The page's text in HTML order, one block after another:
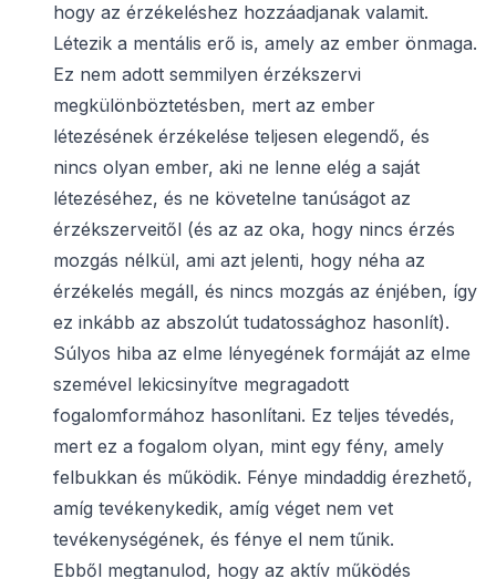
hogy az érzékeléshez hozzáadjanak valamit.
Létezik a mentális erő is, amely az ember önmaga.
Ez nem adott semmilyen érzékszervi
megkülönböztetésben, mert az ember
létezésének érzékelése teljesen elegendő, és
nincs olyan ember, aki ne lenne elég a saját
létezéséhez, és ne követelne tanúságot az
érzékszerveitől (és az az oka, hogy nincs érzés
mozgás nélkül, ami azt jelenti, hogy néha az
érzékelés megáll, és nincs mozgás az énjében, így
ez inkább az abszolút tudatossághoz hasonlít).
Súlyos hiba az elme lényegének formáját az elme
szemével lekicsinyítve megragadott
fogalomformához hasonlítani. Ez teljes tévedés,
mert ez a fogalom olyan, mint egy fény, amely
felbukkan és működik. Fénye mindaddig érezhető,
amíg tevékenykedik, amíg véget nem vet
tevékenységének, és fénye el nem tűnik.
Ebből megtanulod, hogy az aktív működés